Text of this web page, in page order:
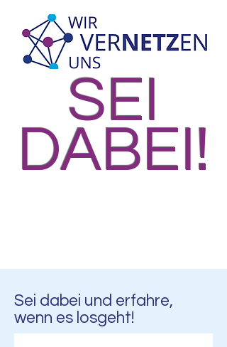
SEI
DABEI!
Sei dabei und erfahre,
wenn es losgeht!